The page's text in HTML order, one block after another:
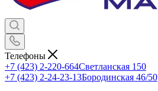
Телефоны
+7 (423) 2-220-664Светланская 150
+7 (423) 2-24-23-13Бородинская 46/50